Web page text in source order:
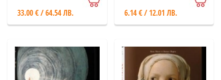
33.00 € / 64.54 ЛВ.
6.14 € / 12.01 ЛВ.